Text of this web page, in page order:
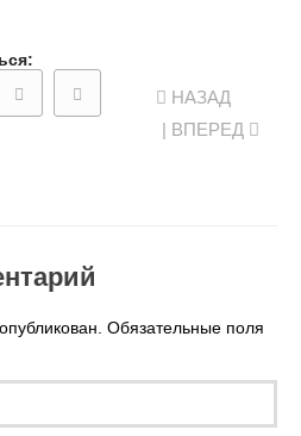
НАЗАД
| ВПЕРЕД
Обязательные поля